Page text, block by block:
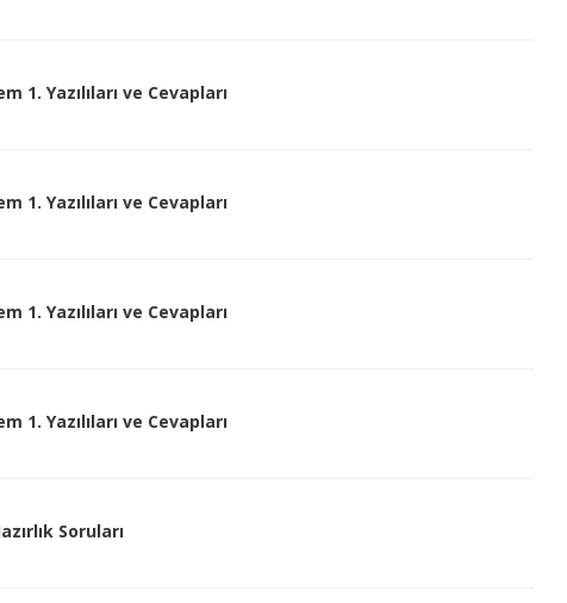
1. Yazılıları ve Cevapları
1. Yazılıları ve Cevapları
1. Yazılıları ve Cevapları
1. Yazılıları ve Cevapları
Soruları